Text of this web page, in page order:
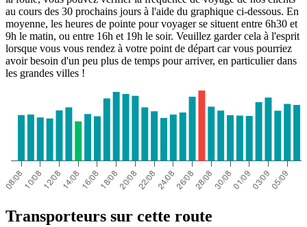
au cours des 30 prochains jours à l'aide du graphique ci-dessous. En
moyenne, les heures de pointe pour voyager se situent entre 6h30 et
9h le matin, ou entre 16h et 19h le soir. Veuillez garder cela à l'esprit
lorsque vous vous rendez à votre point de départ car vous pourriez
avoir besoin d'un peu plus de temps pour arriver, en particulier dans
les grandes villes !
Transporteurs sur cette route